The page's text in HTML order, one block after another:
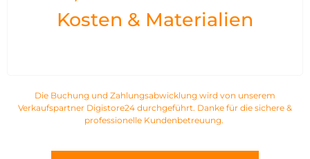
Kosten & Materialien
Die Buchung und Zahlungsabwicklung wird von unserem
Verkaufspartner Digistore24 durchgeführt. Danke für die sichere &
professionelle Kundenbetreuung.